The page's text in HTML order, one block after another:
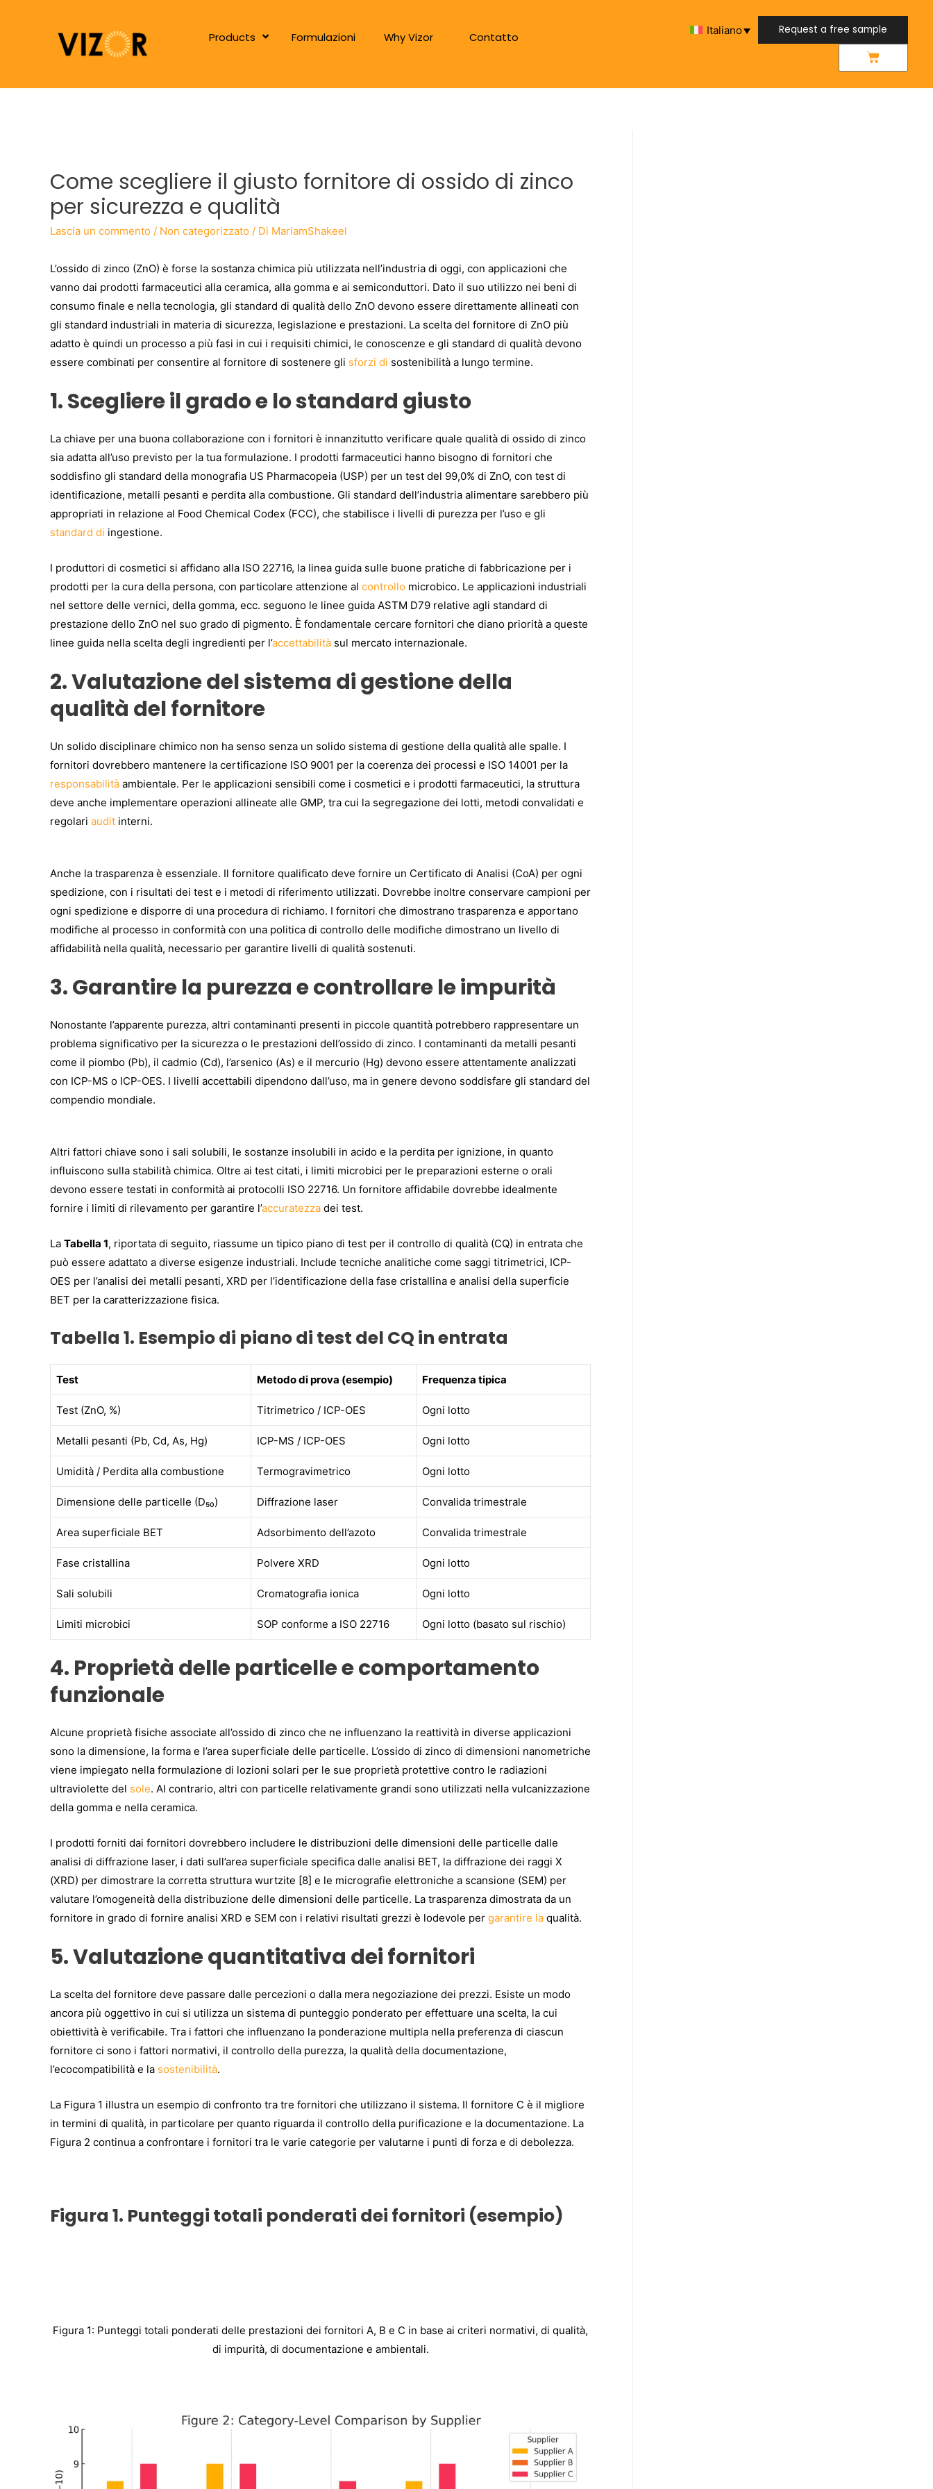
Products Formulazioni Why Vizor Contatto Italiano Request a free sample
Request a free sample
Come scegliere il giusto fornitore di ossido di zinco
per sicurezza e qualità
Lascia un commento / Non categorizzato / Di MariamShakeel
L’ossido di zinco (ZnO) è forse la sostanza chimica più utilizzata nell’industria di oggi, con applicazioni che
vanno dai prodotti farmaceutici alla ceramica, alla gomma e ai semiconduttori. Dato il suo utilizzo nei beni di
consumo finale e nella tecnologia, gli standard di qualità dello ZnO devono essere direttamente allineati con
gli standard industriali in materia di sicurezza, legislazione e prestazioni. La scelta del fornitore di ZnO più
adatto è quindi un processo a più fasi in cui i requisiti chimici, le conoscenze e gli standard di qualità devono
essere combinati per consentire al fornitore di sostenere gli sforzi di sostenibilità a lungo termine.
1. Scegliere il grado e lo standard giusto
La chiave per una buona collaborazione con i fornitori è innanzitutto verificare quale qualità di ossido di zinco
sia adatta all’uso previsto per la tua formulazione. I prodotti farmaceutici hanno bisogno di fornitori che
soddisfino gli standard della monografia US Pharmacopeia (USP) per un test del 99,0% di ZnO, con test di
identificazione, metalli pesanti e perdita alla combustione. Gli standard dell’industria alimentare sarebbero più
appropriati in relazione al Food Chemical Codex (FCC), che stabilisce i livelli di purezza per l’uso e gli
standard di ingestione.
I produttori di cosmetici si affidano alla ISO 22716, la linea guida sulle buone pratiche di fabbricazione per i
prodotti per la cura della persona, con particolare attenzione al controllo microbico. Le applicazioni industriali
nel settore delle vernici, della gomma, ecc. seguono le linee guida ASTM D79 relative agli standard di
prestazione dello ZnO nel suo grado di pigmento. È fondamentale cercare fornitori che diano priorità a queste
linee guida nella scelta degli ingredienti per l’accettabilità sul mercato internazionale.
2. Valutazione del sistema di gestione della
qualità del fornitore
Un solido disciplinare chimico non ha senso senza un solido sistema di gestione della qualità alle spalle. I
fornitori dovrebbero mantenere la certificazione ISO 9001 per la coerenza dei processi e ISO 14001 per la
responsabilità ambientale. Per le applicazioni sensibili come i cosmetici e i prodotti farmaceutici, la struttura
deve anche implementare operazioni allineate alle GMP, tra cui la segregazione dei lotti, metodi convalidati e
regolari audit interni.
Anche la trasparenza è essenziale. Il fornitore qualificato deve fornire un Certificato di Analisi (CoA) per ogni
spedizione, con i risultati dei test e i metodi di riferimento utilizzati. Dovrebbe inoltre conservare campioni per
ogni spedizione e disporre di una procedura di richiamo. I fornitori che dimostrano trasparenza e apportano
modifiche al processo in conformità con una politica di controllo delle modifiche dimostrano un livello di
affidabilità nella qualità, necessario per garantire livelli di qualità sostenuti.
3. Garantire la purezza e controllare le impurità
Nonostante l’apparente purezza, altri contaminanti presenti in piccole quantità potrebbero rappresentare un
problema significativo per la sicurezza o le prestazioni dell’ossido di zinco. I contaminanti da metalli pesanti
come il piombo (Pb), il cadmio (Cd), l’arsenico (As) e il mercurio (Hg) devono essere attentamente analizzati
con ICP-MS o ICP-OES. I livelli accettabili dipendono dall’uso, ma in genere devono soddisfare gli standard del
compendio mondiale.
Altri fattori chiave sono i sali solubili, le sostanze insolubili in acido e la perdita per ignizione, in quanto
influiscono sulla stabilità chimica. Oltre ai test citati, i limiti microbici per le preparazioni esterne o orali
devono essere testati in conformità ai protocolli ISO 22716. Un fornitore affidabile dovrebbe idealmente
fornire i limiti di rilevamento per garantire l’accuratezza dei test.
La Tabella 1, riportata di seguito, riassume un tipico piano di test per il controllo di qualità (CQ) in entrata che
può essere adattato a diverse esigenze industriali. Include tecniche analitiche come saggi titrimetrici, ICP-
OES per l’analisi dei metalli pesanti, XRD per l’identificazione della fase cristallina e analisi della superficie
BET per la caratterizzazione fisica.
Tabella 1. Esempio di piano di test del CQ in entrata
Test Metodo di prova (esempio) Frequenza tipica
Test (ZnO, %) Titrimetrico / ICP-OES Ogni lotto
Metalli pesanti (Pb, Cd, As, Hg) ICP-MS / ICP-OES Ogni lotto
Umidità / Perdita alla combustione Termogravimetrico Ogni lotto
Dimensione delle particelle (D₅₀) Diffrazione laser Convalida trimestrale
Area superficiale BET Adsorbimento dell’azoto Convalida trimestrale
Fase cristallina Polvere XRD Ogni lotto
Sali solubili Cromatografia ionica Ogni lotto
Limiti microbici SOP conforme a ISO 22716 Ogni lotto (basato sul rischio)
4. Proprietà delle particelle e comportamento
funzionale
Alcune proprietà fisiche associate all’ossido di zinco che ne influenzano la reattività in diverse applicazioni
sono la dimensione, la forma e l’area superficiale delle particelle. L’ossido di zinco di dimensioni nanometriche
viene impiegato nella formulazione di lozioni solari per le sue proprietà protettive contro le radiazioni
ultraviolette del sole. Al contrario, altri con particelle relativamente grandi sono utilizzati nella vulcanizzazione
della gomma e nella ceramica.
I prodotti forniti dai fornitori dovrebbero includere le distribuzioni delle dimensioni delle particelle dalle
analisi di diffrazione laser, i dati sull’area superficiale specifica dalle analisi BET, la diffrazione dei raggi X
(XRD) per dimostrare la corretta struttura wurtzite [8] e le micrografie elettroniche a scansione (SEM) per
valutare l’omogeneità della distribuzione delle dimensioni delle particelle. La trasparenza dimostrata da un
fornitore in grado di fornire analisi XRD e SEM con i relativi risultati grezzi è lodevole per garantire la qualità.
5. Valutazione quantitativa dei fornitori
La scelta del fornitore deve passare dalle percezioni o dalla mera negoziazione dei prezzi. Esiste un modo
ancora più oggettivo in cui si utilizza un sistema di punteggio ponderato per effettuare una scelta, la cui
obiettività è verificabile. Tra i fattori che influenzano la ponderazione multipla nella preferenza di ciascun
fornitore ci sono i fattori normativi, il controllo della purezza, la qualità della documentazione,
l’ecocompatibilità e la sostenibilità.
La Figura 1 illustra un esempio di confronto tra tre fornitori che utilizzano il sistema. Il fornitore C è il migliore
in termini di qualità, in particolare per quanto riguarda il controllo della purificazione e la documentazione. La
Figura 2 continua a confrontare i fornitori tra le varie categorie per valutarne i punti di forza e di debolezza.
Figura 1. Punteggi totali ponderati dei fornitori (esempio)
Figura 1: Punteggi totali ponderati delle prestazioni dei fornitori A, B e C in base ai criteri normativi, di qualità,
di impurità, di documentazione e ambientali.